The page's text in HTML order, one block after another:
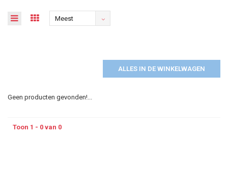
Meest
ALLES IN DE WINKELWAGEN
Geen producten gevonden!...
Toon 1 - 0 van 0